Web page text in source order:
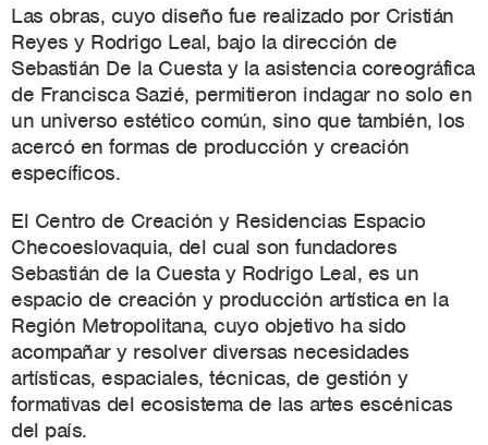
Las obras, cuyo diseño fue realizado por Cristián
Reyes y Rodrigo Leal, bajo la dirección de
Sebastián De la Cuesta y la asistencia coreográfica
de Francisca Sazié, permitieron indagar no solo en
un universo estético común, sino que también, los
acercó en formas de producción y creación
específicos.
El Centro de Creación y Residencias Espacio
Checoeslovaquia, del cual son fundadores
Sebastián de la Cuesta y Rodrigo Leal, es un
espacio de creación y producción artística en la
Región Metropolitana, cuyo objetivo ha sido
acompañar y resolver diversas necesidades
artísticas, espaciales, técnicas, de gestión y
formativas del ecosistema de las artes escénicas
del país.